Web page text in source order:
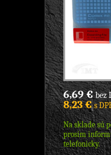
6,69 €bez
8,23 €s
Na sklade sú
prosím
telefonicky.